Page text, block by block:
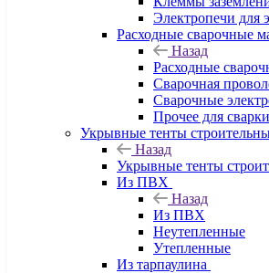
Электропечи для
Расходные сварочные
Назад
Расходные
Сварочная
Сварочные
Прочее для сварки
Укрывные тенты
Назад
Укрывные тенты
Из ПВХ
Назад
Из ПВХ
Неутепленные
Утепленные
Из тарпаулина